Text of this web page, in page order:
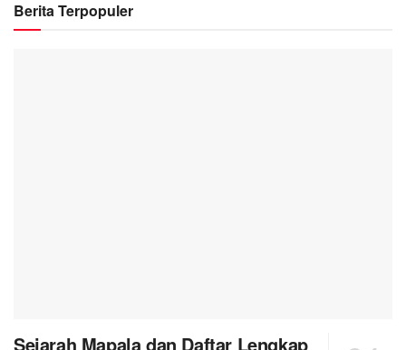
Berita Terpopuler
Sejarah Mapala dan Daftar Lengkap